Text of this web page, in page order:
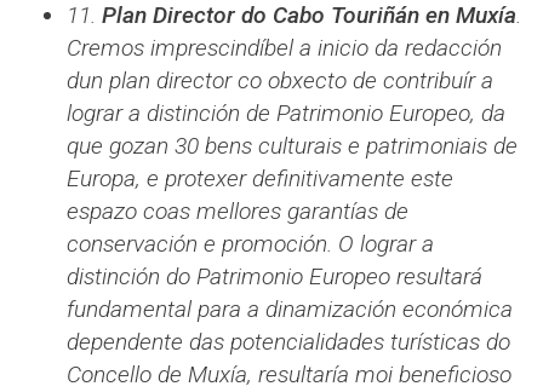
11. Plan Director do Cabo Touriñán en Muxía.
Cremos imprescindíbel a inicio da redacción
dun plan director co obxecto de contribuír a
lograr a distinción de Patrimonio Europeo, da
que gozan 30 bens culturais e patrimoniais de
Europa, e protexer definitivamente este
espazo coas mellores garantías de
conservación e promoción. O lograr a
distinción do Patrimonio Europeo resultará
fundamental para a dinamización económica
dependente das potencialidades turísticas do
Concello de Muxía, resultaría moi beneficioso